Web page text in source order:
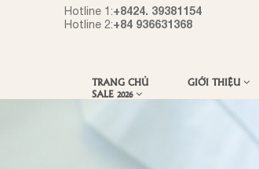
Hotline 1:+8424. 39381154
Hotline 2:+84 936631368
TRANG CHỦ GIỚI THIỆU
SALE 2026